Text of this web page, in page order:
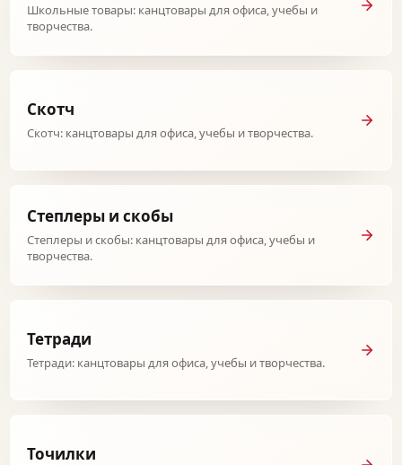
Школьные товары: канцтовары для офиса, учебы и
творчества.
Скотч
Скотч: канцтовары для офиса, учебы и творчества.
Степлеры и скобы
Степлеры и скобы: канцтовары для офиса, учебы и
творчества.
Тетради
Тетради: канцтовары для офиса, учебы и творчества.
Точилки